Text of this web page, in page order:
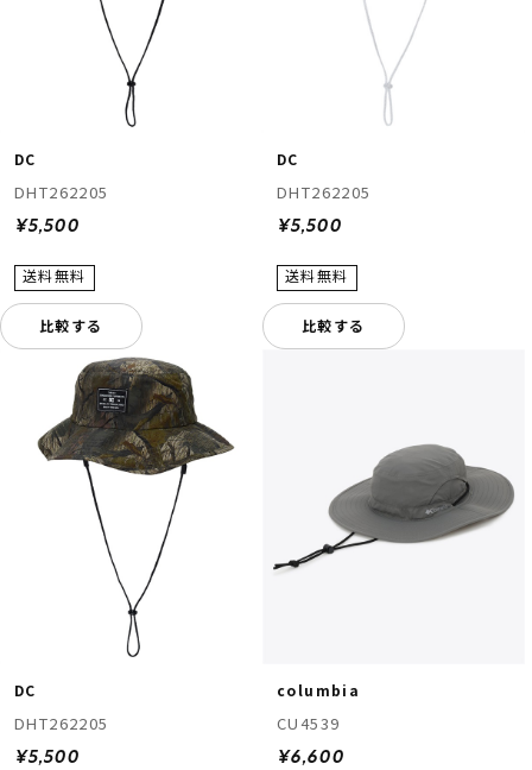
DC
DHT262205
¥5,500
比較する
DC
DHT262205
¥5,500
比較する
DC
DHT262205
¥5,500
columbia
CU4539
¥6,600